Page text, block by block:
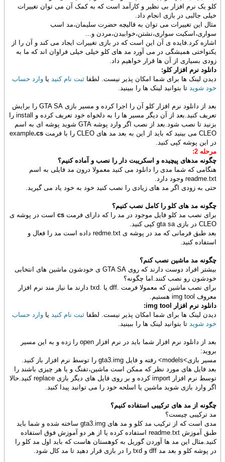
کلو یک نرم افزار بی نظیر و کارآمد است که به کمک آن می توان تغییرات
خیلی جالبی در بازی انجام داد.
مثال این تغییرات می توان به قالیچه حضرت سلیمان،مد اسب
سواری،اسکیت سواری،نشتن،خوابیدن،مردن و...
اشاره کرد.فایده ی آن این است که در بازی تغییرات ایجاد می کند و آن را از
یکنواختی همیشگی در می آورد مد های کلو خیلی خیلی فراوان اند که ما به
زودی بسیاری از آن ها قرار خواهیم داد.
دانلود نرم افزار کلو:
دیدن لینک ها برای شما امکان پذیر نیست. لطفا ثبت نام کنید یا وارد حساب
خود شوید تا بتوانید لینک ها را ببینید.
بعد از دانلود نرم افزار کلو آن را اجرا کرده و مسیر بازی GTA SA را برایش
تعریف کنید.بعد از آن دیگر مسیر ها را به دلخواه خود تعریف کرده و install را
بزنید تا نصب شود.بعد از نصب اگر وارد پوشه GTA شوید پوشه ای به اسم
CLEO می بینید که باید از این به بعد مد های CLEO را با فرمت example
.cs
در این پوشه کپی کنید.
مرحله 2:
چگونه مدهای پیچیده و اسکریبت دار را نصب و آماده کنیم؟
هنگامی که شما مدی را دانلود می کنید معمولا درون مد فایلی به اسم
readme.txt وجود دارد.
حتی به زودی اگر مد های زیادی را نصب کنید خود به خود یاد می گیرید.
چگونه مد های کلو را کامل نصب کنیم؟
برای نصب مد کلو فایل موجود در مد را که دارای فرمت cs است در پوشه ی
CLEO در بازی gta sa کپی کنید.
بعد طبق فرمانی که مد در پوشه ی redme.txt داده است مد را فعال و
استفاده کنید.
چگونه مد ماشین نصب کنم؟
بیشتر افراد دوست دارند که روی GTA SA ی خودشون ماشین های انتخابی
خودشون رو نصب کنند.اما چگونه؟
برای نصب ماشین که معمولا فرمت .dff یا .txd دارند ما نیاز مند نرم افزار
معروف img tool هستیم.
دانلود نرم افزار img tool:
دیدن لینک ها برای شما امکان پذیر نیست. لطفا ثبت نام کنید یا وارد حساب
خود شوید تا بتوانید لینک ها را ببینید.
بعد از دانلود نرم افزار شما باید در نرم افزار open را زده و به این مسیر
بروید:
مسیر بازی>models> رفته و فایل gta3.img را توسط نرم افزار باز کنید.
بعد فایل های مورد نظر که ممکن است ماشین،تفنگ و یا هر چیزی باشند را
توسط نرم افزار import کرده و بر روی فایل های دیگر بازی replace کنید.حالا
اگر وارد بازی شوید ماشین یا اسلحه خود را می توانید پیدا کنید.
چگونه از مد های ترکیبی استفاده کنیم؟
مد ترکیبی چیست؟
مدی است که از ترکیب مد کلو و مد های gta3.img ساخته شده و شما باید
طبق آموزش readme.txt استفاده کرده یا از هر دو آموزش فوق استفاده
کنید.مثال این مد ها آوردن گوریل به کوهستان هاست که باید اول مد کلو را
در پوشه کلو و بعد مد dff و txd را در بازی قرار دهید تا مد کال شود.